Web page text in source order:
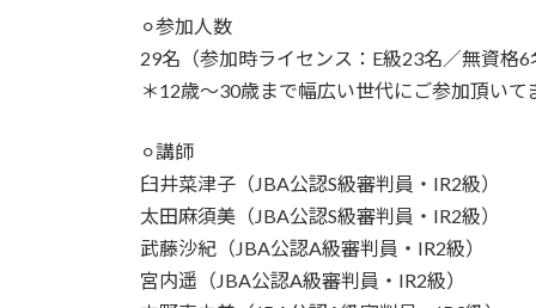
⚪︎参加人数
29名（参加時ライセンス：E級23名／無資格6
＊12歳〜30歳まで幅広い世代にご参加頂いて
⚪︎講師
臼井菜津子（JBA公認S級審判員・IR2級）
太田麻須美（JBA公認S級審判員・IR2級）
武藤沙紀（JBA公認A級審判員・IR2級）
宮内遥（JBA公認A級審判員・IR2級）